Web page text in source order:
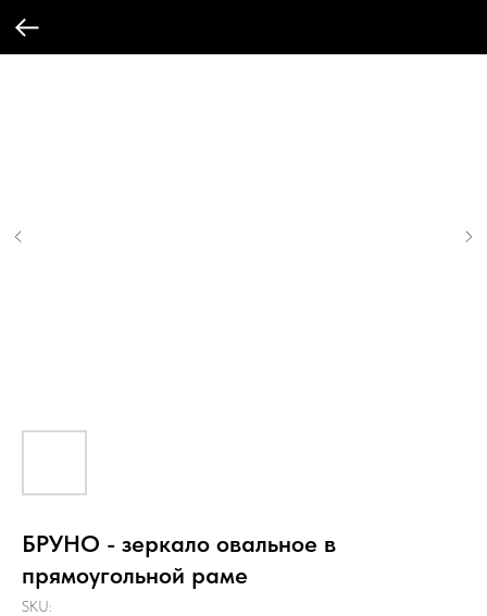
БРУНО - зеркало овальное в
прямоугольной раме
SKU: